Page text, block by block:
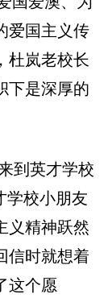
爱国主义传
杜岚老校长
下是深厚的
到英才学校
学校小朋友
义精神跃然
信时就想着
这个愿